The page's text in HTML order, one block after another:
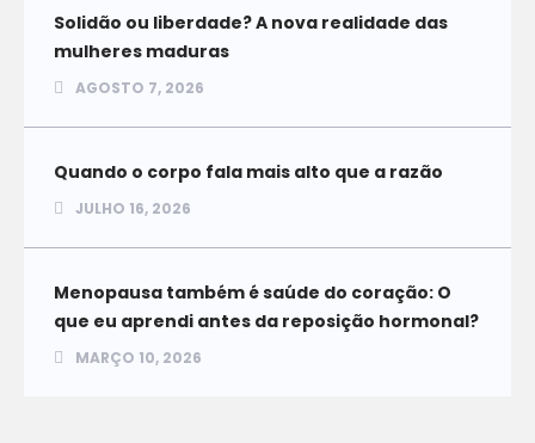
Solidão ou liberdade? A nova realidade das
mulheres maduras
AGOSTO 7, 2026
Quando o corpo fala mais alto que a razão
JULHO 16, 2026
Menopausa também é saúde do coração: O
que eu aprendi antes da reposição hormonal?
MARÇO 10, 2026